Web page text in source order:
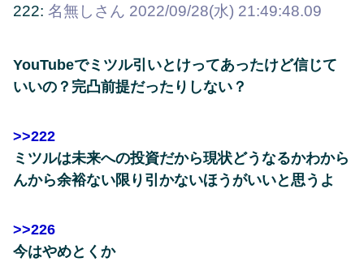
222: 名無しさん 2022/09/28(水) 21:49:48.09
YouTubeでミツル引いとけってあったけど信じて
いいの？完凸前提だったりしない？
>>222
ミツルは未来への投資だから現状どうなるかわから
んから余裕ない限り引かないほうがいいと思うよ
>>226
今はやめとくか